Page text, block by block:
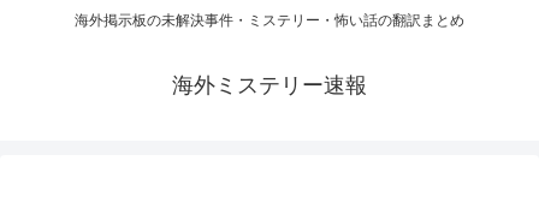
海外掲示板の未解決事件・ミステリー・怖い話の翻訳まとめ
海外ミステリー速報